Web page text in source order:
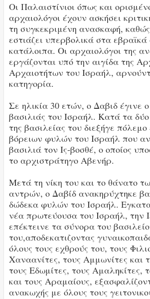
Οι Παλαιστίνιοι όπως και
αρχαιολόγοι έχουν ασκήσει
τη συγκεκριμένη ανασκαφή,
εστιάζει υπερβολικά στα
κατάλοιπα. Οι αρχαιολόγοι της
εργάζονται υπό την αιγίδα της
Αρχαιοτήτων του Ισραήλ,
κατηγορία.
Σε ηλικία 30 ετών, ο Δαβιδ έγινε
βασιλιάς του Ισραήλ. Κατά τα
της βασιλείας του διεξήγε
βόρειων φυλών του Ισραήλ που
βασιλιά τον Ις-βοσθέ, ο οποίος
το αρχιστράτηγο Αβενήρ.
Μετά τη νίκη του και το θάνατο
αντρών, ο Δαβίδ ανακηρύχτηκε
δώδεκα φυλών του Ισραήλ.
νέα πρωτεύουσα του Ισραήλ, την
επέκτεινε τα σύνορα του
του,αποδεκατιζοντας
όλους τους εχθρούς του, τους
Χαναανίτες, τους Αμμωνίτες και
τους Εδωμίτες, τους Αμαληκίτες,
και τους Αραμαίους,
ανακωχής με όλους τους